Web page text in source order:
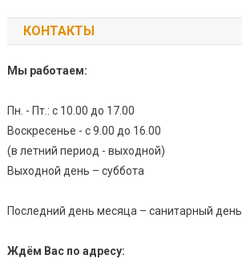
КОНТАКТЫ
Мы работаем:
Пн. - Пт.: с 10.00 до 17.00
Воскресенье - с 9.00 до 16.00
(в летний период - выходной)
Выходной день – суббота
Последний день месяца – санитарный день
Ждём Вас по адресу: